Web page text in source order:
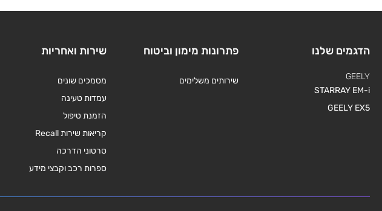
הדגמים שלנו
GEELY
STARRAY EM-i
GEELY EX5
פתרונות מימון וביטוח
שירותים משלימים
שירות ואחריות
מסמכים שונים
עמדות טעינה
הזמנת טיפול
קריאות שירות Recall
סרטוני הדרכה
ספרות רכב וקבצי מידע